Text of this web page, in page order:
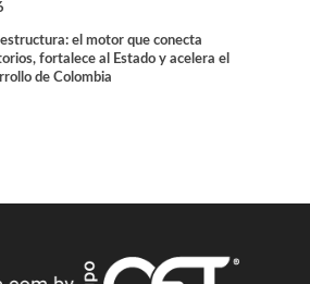
el motor que conecta
fortalece al Estado y acelera el
de Colombia